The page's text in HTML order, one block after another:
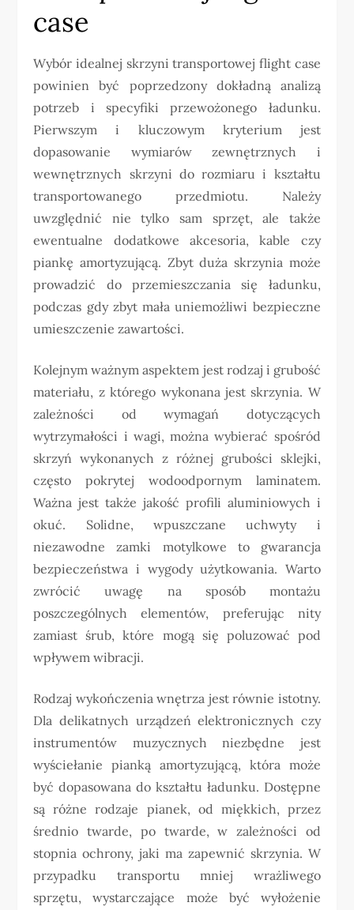
case
Wybór idealnej skrzyni transportowej flight case
powinien być poprzedzony dokładną analizą
potrzeb i specyfiki przewożonego ładunku.
Pierwszym i kluczowym kryterium jest
dopasowanie wymiarów zewnętrznych i
wewnętrznych skrzyni do rozmiaru i kształtu
transportowanego przedmiotu. Należy
uwzględnić nie tylko sam sprzęt, ale także
ewentualne dodatkowe akcesoria, kable czy
piankę amortyzującą. Zbyt duża skrzynia może
prowadzić do przemieszczania się ładunku,
podczas gdy zbyt mała uniemożliwi bezpieczne
umieszczenie zawartości.
Kolejnym ważnym aspektem jest rodzaj i grubość
materiału, z którego wykonana jest skrzynia. W
zależności od wymagań dotyczących
wytrzymałości i wagi, można wybierać spośród
skrzyń wykonanych z różnej grubości sklejki,
często pokrytej wodoodpornym laminatem.
Ważna jest także jakość profili aluminiowych i
okuć. Solidne, wpuszczane uchwyty i
niezawodne zamki motylkowe to gwarancja
bezpieczeństwa i wygody użytkowania. Warto
zwrócić uwagę na sposób montażu
poszczególnych elementów, preferując nity
zamiast śrub, które mogą się poluzować pod
wpływem wibracji.
Rodzaj wykończenia wnętrza jest równie istotny.
Dla delikatnych urządzeń elektronicznych czy
instrumentów muzycznych niezbędne jest
wyściełanie pianką amortyzującą, która może
być dopasowana do kształtu ładunku. Dostępne
są różne rodzaje pianek, od miękkich, przez
średnio twarde, po twarde, w zależności od
stopnia ochrony, jaki ma zapewnić skrzynia. W
przypadku transportu mniej wrażliwego
sprzętu, wystarczające może być wyłożenie